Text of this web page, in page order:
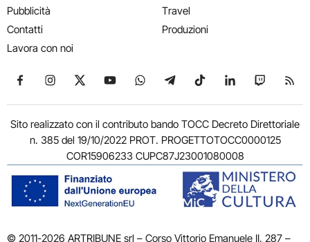
Pubblicità
Contatti
Lavora con noi
Travel
Produzioni
Seguici su Facebook
Seguici su Instagram
Seguici su X
Seguici su YouTube
Seguici su WhatsApp
Seguici su Telegram
Seguici su TikTok
Seguici su
Seguici
Sito realizzato con il contributo bando TOCC Decreto Direttoriale
n. 385 del 19/10/2022 PROT. PROGETTOTOCC0000125
COR15906233 CUPC87J23001080008
© 2011-2026 ARTRIBUNE srl – Corso Vittorio Emanuele II, 287 –